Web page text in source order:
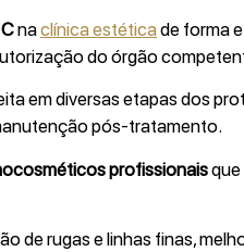
naclínica estéticade forma
do órgão
em diversas etapas dos
pós-tratamento.
profissionaisque
de rugas e linhas finas,